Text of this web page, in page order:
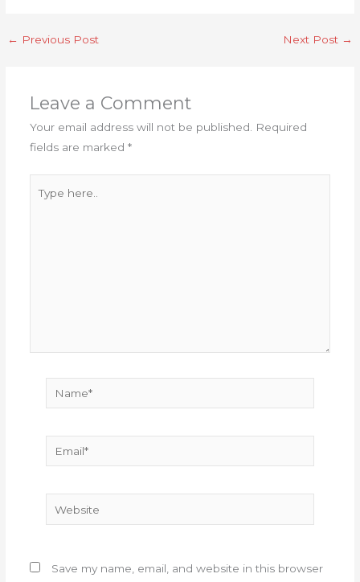
← Previous Post Next Post →
Leave a Comment
Your email address will not be published.
Required
fields are marked *
here..
Website
Save my name, email, and website in this browser